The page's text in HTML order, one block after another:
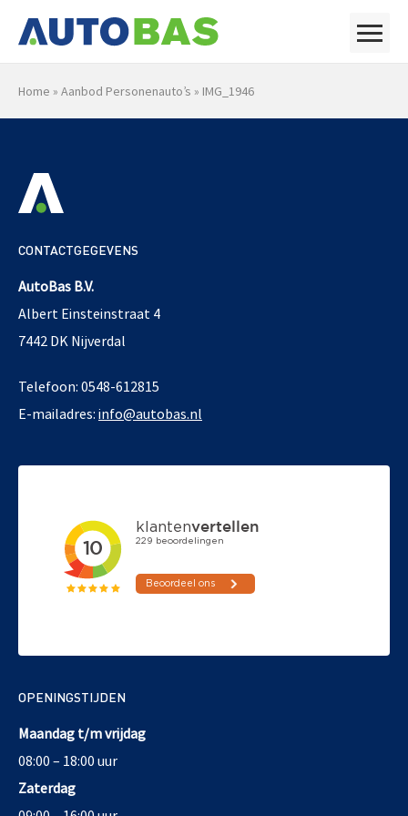
Home » Aanbod Personenauto’s » IMG_1946
CONTACTGEGEVENS
AutoBas B.V.
Albert Einsteinstraat 4
7442 DK Nijverdal
Telefoon: 0548-612815
E-mailadres: info@autobas.nl
OPENINGSTIJDEN
Maandag t/m vrijdag
08:00 – 18:00 uur
Zaterdag